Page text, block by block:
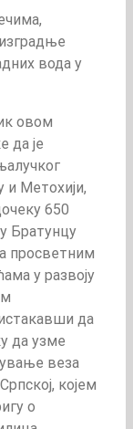
вода у
овом
да је
Метохији,
650
Братунцу
просветним
у развоју
да
да узме
веза
којем
о